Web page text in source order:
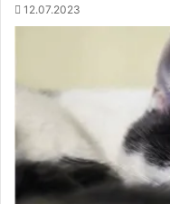
12.07.2023